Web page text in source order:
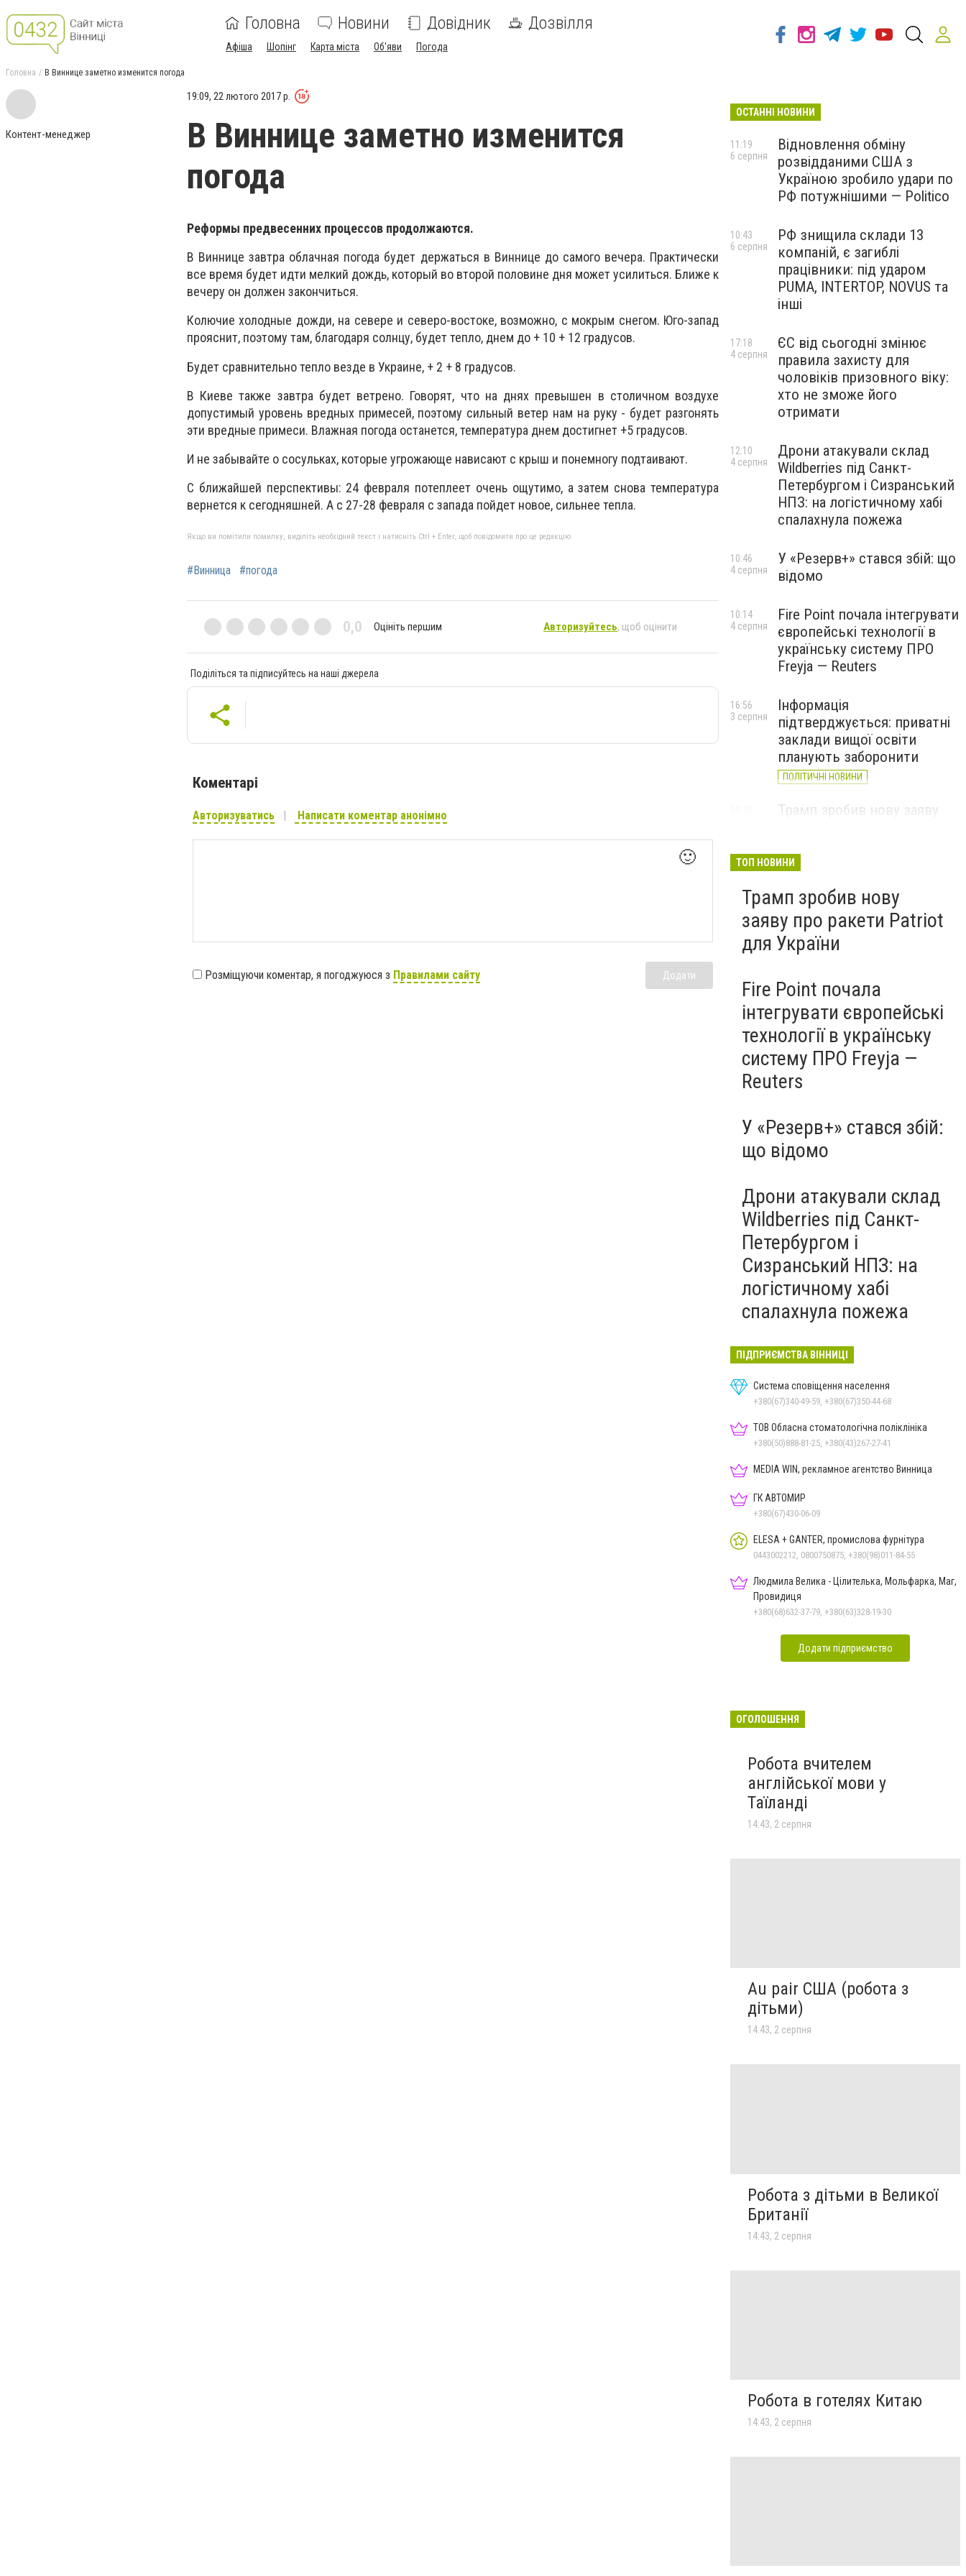
Головна Новини Довідник Дозвілля
Афіша Шопінг Карта міста Об'яви Погода
Головна В Виннице заметно изменится погода
Контент-менеджер
19:09, 22 лютого 2017 р.
В Виннице заметно изменится
погода
Реформы предвесенних процессов продолжаются.
В Виннице завтра облачная погода будет держаться в Виннице до самого вечера. Практически
все время будет идти мелкий дождь, который во второй половине дня может усилиться. Ближе к
вечеру он должен закончиться.
Колючие холодные дожди, на севере и северо-востоке, возможно, с мокрым снегом. Юго-запад
прояснит, поэтому там, благодаря солнцу, будет тепло, днем ​​до + 10 + 12 градусов.
Будет сравнительно тепло везде в Украине, + 2 + 8 градусов.
В Киеве также завтра будет ветрено. Говорят, что на днях превышен в столичном воздухе
допустимый уровень вредных примесей, поэтому сильный ветер нам на руку - будет разгонять
эти вредные примеси. Влажная погода останется, температура днем ​​достигнет +5 градусов.
И не забывайте о сосульках, которые угрожающе нависают с крыш и понемногу подтаивают.
С ближайшей перспективы: 24 февраля потеплеет очень ощутимо, а затем снова температура
вернется к сегодняшней. А с 27-28 февраля с запада пойдет новое, сильнее тепла.
Якщо ви помітили помилку, виділіть необхідний текст і натисніть Ctrl + Enter, щоб повідомити про це редакцію
#Винница #погода
0,0 Оцініть першим Авторизуйтесь, щоб оцінити
Поділіться та підписуйтесь на наші джерела
Коментарі
Авторизуватись Написати коментар анонімно
🙂
Розміщуючи коментар, я погоджуюся з Правилами сайту Додати
ОСТАННІ НОВИНИ
Відновлення обміну
розвідданими США з
Україною зробило удари по
РФ потужнішими — Politico
11:19
6 серпня
РФ знищила склади 13
компаній, є загиблі
працівники: під ударом
PUMA, INTERTOP, NOVUS та
інші
10:43
6 серпня
ЄС від сьогодні змінює
правила захисту для
чоловіків призовного віку:
хто не зможе його
отримати
17:18
4 серпня
Дрони атакували склад
Wildberries під Санкт-
Петербургом і Сизранський
НПЗ: на логістичному хабі
спалахнула пожежа
12:10
4 серпня
У «Резерв+» стався збій: що
відомо
10:46
4 серпня
Fire Point почала інтегрувати
європейські технології в
українську систему ПРО
Freyja — Reuters
10:14
4 серпня
Інформація
підтверджується: приватні
заклади вищої освіти
планують заборонити
ПОЛІТИЧНІ НОВИНИ
16:56
3 серпня
Трамп зробив нову заяву
ТОП НОВИНИ
Трамп зробив нову
заяву про ракети Patriot
для України
Fire Point почала
інтегрувати європейські
технології в українську
систему ПРО Freyja —
Reuters
У «Резерв+» стався збій:
що відомо
Дрони атакували склад
Wildberries під Санкт-
Петербургом і
Сизранський НПЗ: на
логістичному хабі
спалахнула пожежа
ПІДПРИЄМСТВА ВІННИЦІ
Система сповіщення населення
+380(67)340-49-59, +380(67)350-44-68
ТОВ Обласна стоматологічна поліклініка
+380(50)888-81-25, +380(43)267-27-41
MEDIA WIN, рекламное агентство Винница
ГК АВТОМИР
+380(67)430-06-09
ELESA + GANTER, промислова фурнітура
0443002212, 0800750875, +380(98)011-84-55
Людмила Велика - Цілителька, Мольфарка, Маг,
Провидиця
+380(68)632-37-79, +380(63)328-19-30
Додати підприємство
ОГОЛОШЕННЯ
Робота вчителем
англійської мови у
Таїланді
14:43, 2 серпня
Au pair США (робота з
дітьми)
14:43, 2 серпня
Робота з дітьми в Великої
Британії
14:43, 2 серпня
Робота в готелях Китаю
14:43, 2 серпня